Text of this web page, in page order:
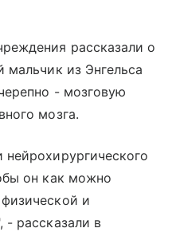
рассказали о
мальчик из Энгельса
- мозговую
мозга.
он как можно
и
- рассказали в